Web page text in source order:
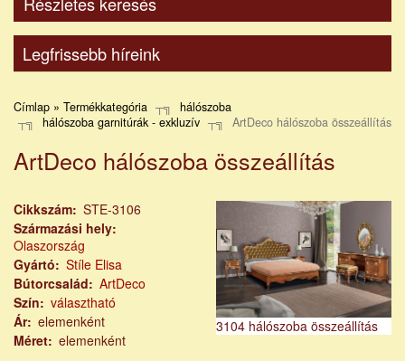
Legfrissebb híreink
Címlap » Termékkategória
hálószoba
hálószoba garnitúrák - exkluzív
ArtDeco hálószoba összeállítás
ArtDeco hálószoba összeállítás
Cikkszám STE-3106
Származási hely
Olaszország
Gyártó
Stíle Elisa
Bútorcsalád
ArtDeco
Szín
választható
Ár elemenként
Méret elemenként
3104 hálószoba összeállítás